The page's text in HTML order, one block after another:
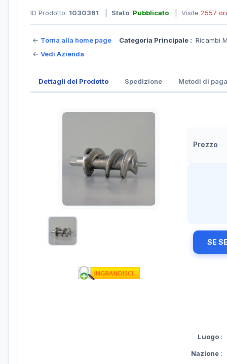
ID Prodotto: 1030361 Stato: Pubblicato | Visite 2557
← Torna alla home page
← Vedi Azienda
Categoria Principale : Ricambi
Dettagli del Prodotto Spedizione Metodi di
Prezzo
SE
Luogo :
Nazione :